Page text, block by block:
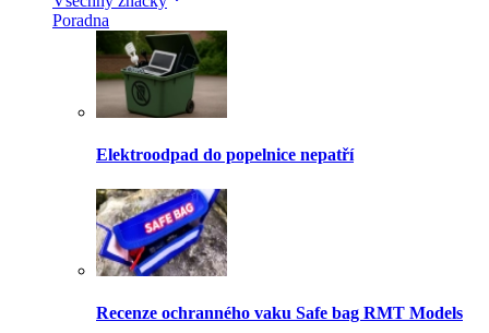
Poradna
Elektroodpad do popelnice nepatří
Recenze ochranného vaku Safe bag RMT Models